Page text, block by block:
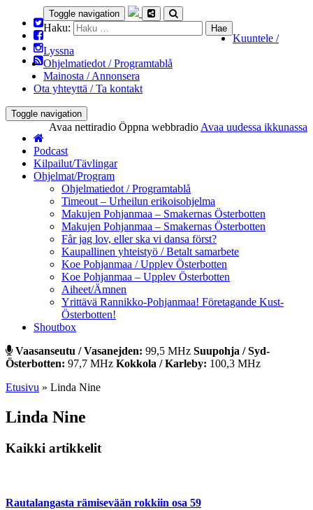
Toggle navigation
Haku:
Kuuntele /
Lyssna
Ohjelmatiedot / Programtablå
Mainosta / Annonsera
Ota yhteyttä / Ta kontakt
Toggle navigation
Avaa nettiradio Öppna webbradio Avaa uudessa ikkunassa
Podcast
Kilpailut/Tävlingar
Ohjelmat/Program
Ohjelmatiedot / Programtablå
Timeout – Urheilun erikoisohjelma
Makujen Pohjanmaa – Smakernas Österbotten
Makujen Pohjanmaa – Smakernas Österbotten
Får jag lov, eller ska vi dansa först?
Kaupallinen yhteistyö / Betalt samarbete
Koe Pohjanmaa / Upplev Österbotten
Koe Pohjanmaa – Upplev Österbotten
Aiheet/Ämnen
Yrittävä Rannikko-Pohjanmaa! Företagande Kust-
Österbotten!
Shoutbox
Vaasanseutu / Vasanejden: 99,5 MHz Suupohja / Syd-
Österbotten: 97,7 MHz Kokkola / Karleby: 100,3 MHz
Etusivu » Linda Nine
Linda Nine
Kaikki artikkelit
Rautalangasta rämisevään rokkiin osa 59